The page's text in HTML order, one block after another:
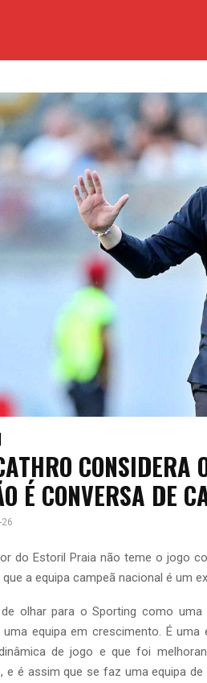
CONSIDERA
É CONVERSA DE
do Estoril Praia não teme o jogo
a equipa campeã nacional é um
de olhar para o Sporting como
uma equipa em crescimento. É
de jogo e que foi
e é assim que se faz uma equipa